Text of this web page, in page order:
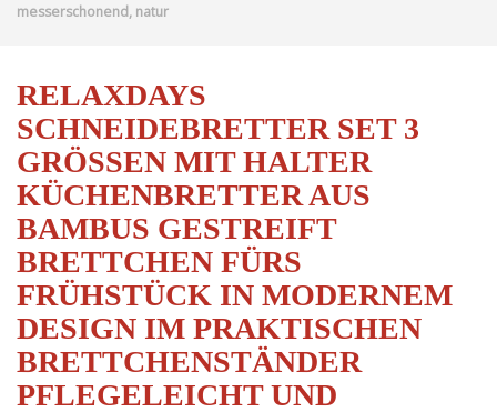
messerschonend, natur
RELAXDAYS
SCHNEIDEBRETTER SET 3
GRÖSSEN MIT HALTER K
ÜCHENBRETTER AUS B
AMBUS GESTREIFT B
RETTCHEN FÜRS F
RÜHSTÜCK IN MODERNEM D
ESIGN IM PRAKTISCHEN B
RETTCHENSTÄNDER P
FLEGELEICHT UND M